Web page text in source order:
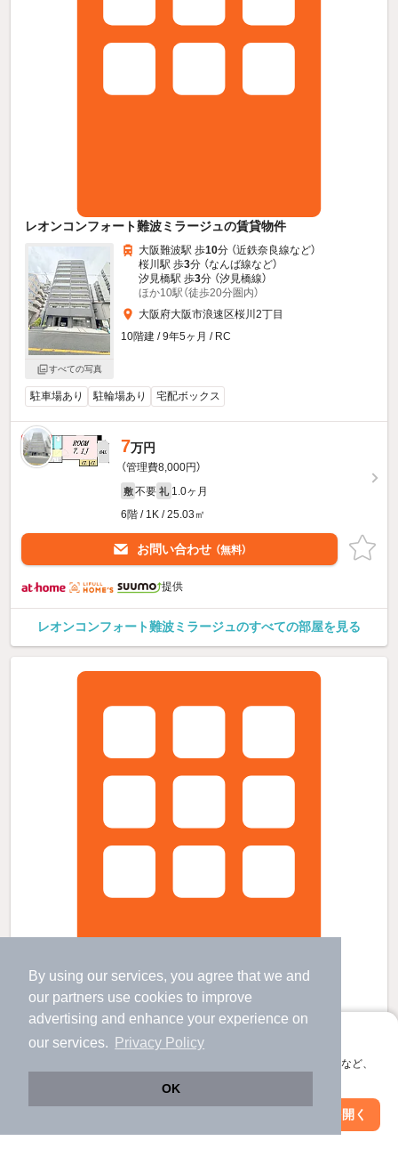
By using our services, you agree that we and
our partners use cookies to improve
advertising and enhance your experience on
our services.
Privacy Policy
OK
アプリに切り替えて、サクサクお部屋探し
会員登録なしですぐ使える。マップ検索やお気に入り保存など、
アプリを開く
レオンコンフォート難波ミラージュの賃貸物件
すべての写真
大阪難波駅 歩10分 （近鉄奈良線など）
桜川駅 歩3分 （なんば線など）
汐見橋駅 歩3分 （汐見橋線）
ほか10駅（徒歩20分圏内）
大阪府大阪市浪速区桜川2丁目
10階建 / 9年5ヶ月 / RC
駐車場あり 駐輪場あり 宅配ボックス
新着 7万円
（管理費8,000円）
敷 不要 礼 1.0ヶ月
6階 / 1K / 25.03㎡
お問い合わせ （無料）
提供
レオンコンフォート難波ミラージュのすべての部屋を見る
クレビオス難波ＥＡＳＴの賃貸物件
大阪難波駅 歩
四天王寺前夕陽ヶ丘駅 歩
ほか10駅（徒歩20分圏内）
絞り込み条件を変更